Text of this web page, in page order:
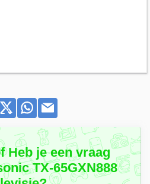
Heb je een vraag
TX-65GXN888